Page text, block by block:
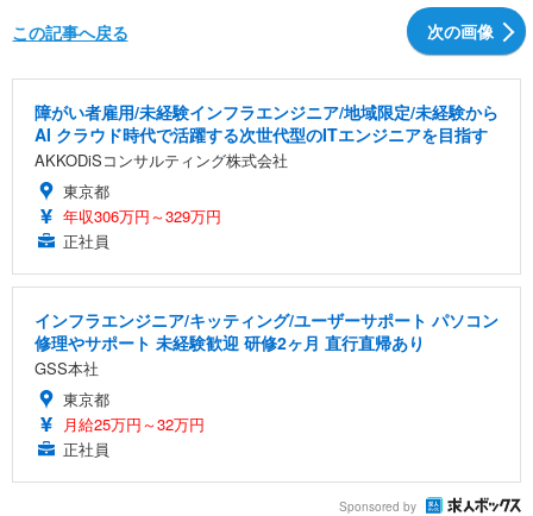
次の画像
この記事へ戻る
障がい者雇用/未経験インフラエンジニア/地域限定/未経験から
AI クラウド時代で活躍する次世代型のITエンジニアを目指す
AKKODiSコンサルティング株式会社
東京都
年収306万円～329万円
正社員
インフラエンジニア/キッティング/ユーザーサポート パソコン
修理やサポート 未経験歓迎 研修2ヶ月 直行直帰あり
GSS本社
東京都
月給25万円～32万円
正社員
Sponsored by